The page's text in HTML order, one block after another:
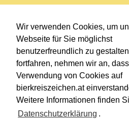
Wir verwenden Cookies, um
Webseite für Sie möglichst
benutzerfreundlich zu
fortfahren, nehmen wir an,
Verwendung von Cookies auf
bierkreiszeichen.at
Weitere Informationen finden
Datenschutzerklärung .
Sie befinden sich auf https://
im Pfad:Übers Bier/Biersorten
Erstellt: 2013-05-14
Links
Impressum
Datenschutzerklärung